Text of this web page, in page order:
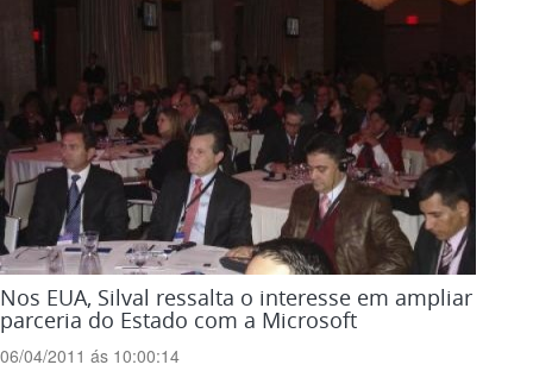
Nos EUA, Silval ressalta o interesse em ampliar
parceria do Estado com a Microsoft
06/04/2011 ás 10:00:14